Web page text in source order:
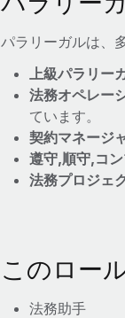
パラリーガルは、
上級パラリー
法務オペレー
ています。
契約マネージ
遵守,順守,コ
法務プロジェ
このロー
法務助手